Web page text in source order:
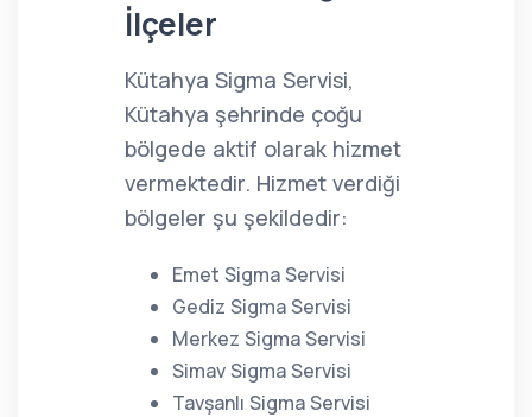
İlçeler
Kütahya Sigma Servisi,
Kütahya şehrinde çoğu
bölgede aktif olarak hizmet
vermektedir. Hizmet verdiği
bölgeler şu şekildedir:
Emet Sigma Servisi
Gediz Sigma Servisi
Merkez Sigma Servisi
Simav Sigma Servisi
Tavşanlı Sigma Servisi